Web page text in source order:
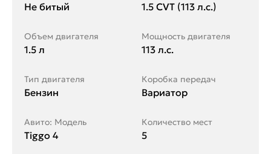
Не битый 1.5 CVT (113 л.с.)
Объем двигателя
1.5 л
Мощность двигателя
113 л.с.
Тип двигателя
Бензин
Коробка передач
Вариатор
Авито: Модель
Tiggo 4
Количество мест
5